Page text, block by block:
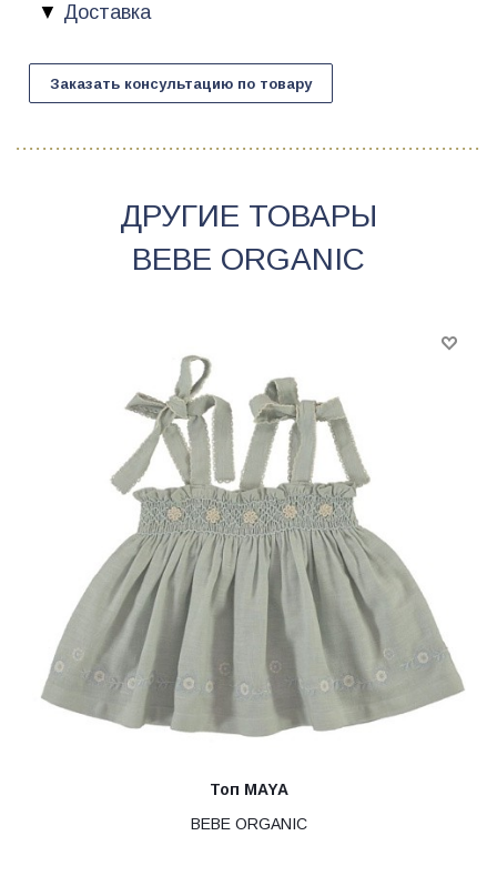
Доставка
Заказать консультацию по товару
ДРУГИЕ ТОВАРЫ
BEBE ORGANIC
Топ MAYA
BEBE ORGANIC